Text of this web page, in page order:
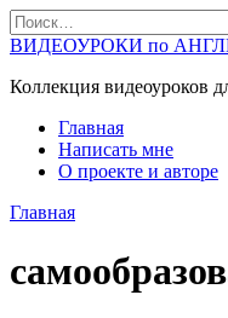
Перейти
к
содержанию
Search
for:
ВИДЕОУРОКИ по
Коллекция видеоуроков
Главная
Написать мне
О проекте и авторе
Главная